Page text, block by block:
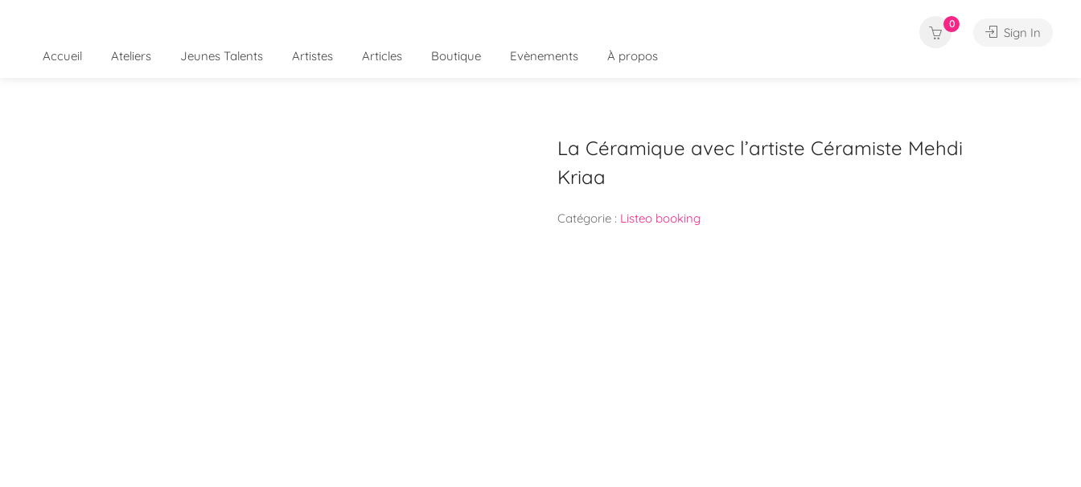
Accueil Ateliers Jeunes Talents Artistes Articles Boutique Evènements À propos
0
Sign In
La Céramique avec l’artiste Céramiste Mehdi
Kriaa
Catégorie : Listeo booking